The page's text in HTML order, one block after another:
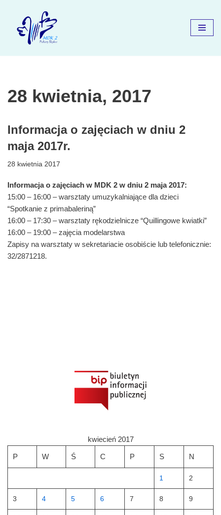
Przejdź
28 kwietnia, 2017
Informacja o zajęciach w dniu 2
maja 2017r.
28 kwietnia 2017
Informacja o zajęciach w MDK 2 w dniu 2 maja 2017:
15:00 – 16:00 – warsztaty umuzykalniające dla dzieci
“Spotkanie z primabaleriną”
16:00 – 17:30 – warsztaty rękodzielnicze “Quillingowe kwiatki”
16:00 – 19:00 – zajęcia modelarstwa
Zapisy na warsztaty w sekretariacie osobiście lub telefonicznie:
32/2871218.
kwiecień 2017
P W Ś C P S N
1 2
3 4 5 6 7 8 9